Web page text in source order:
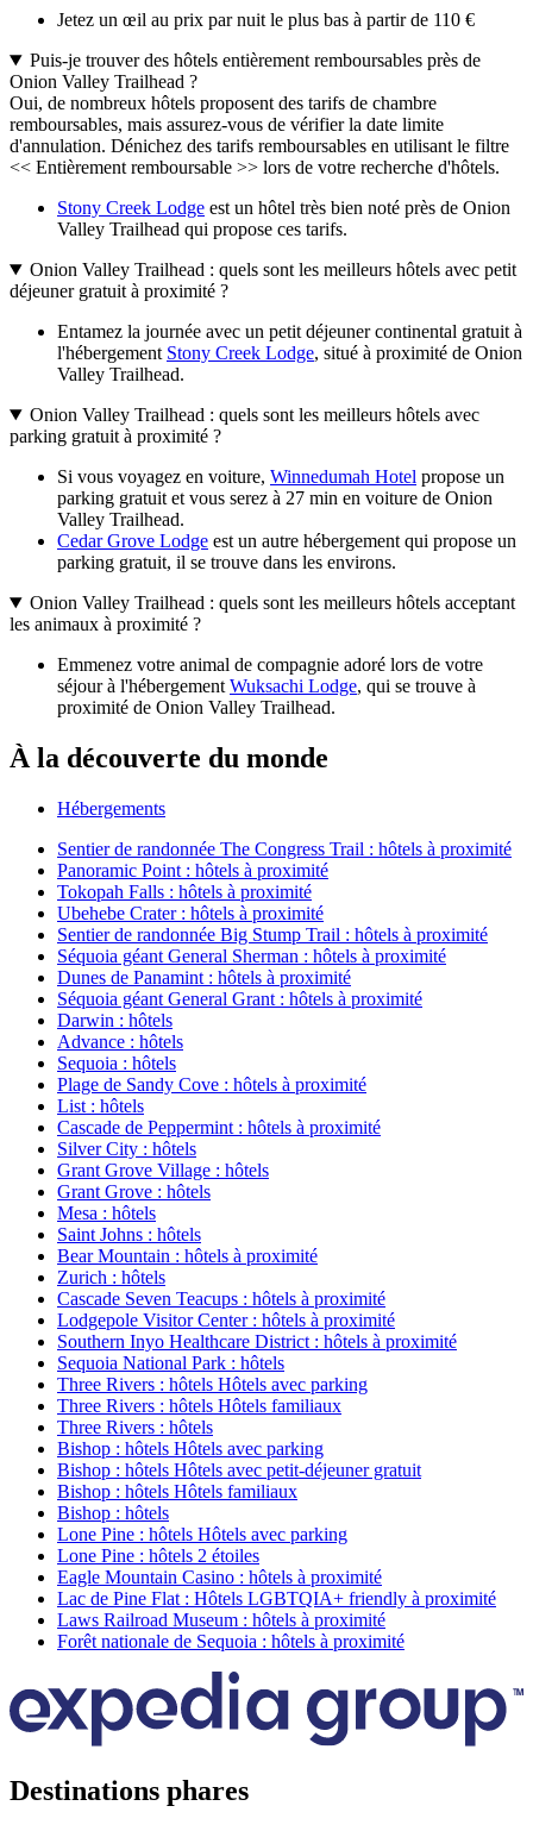
Jetez un œil au prix par nuit le plus bas à partir de 110 €
Puis-je trouver des hôtels entièrement remboursables près de
Onion Valley Trailhead ?
Oui, de nombreux hôtels proposent des tarifs de chambre
remboursables, mais assurez-vous de vérifier la date limite
d'annulation. Dénichez des tarifs remboursables en utilisant le filtre
<< Entièrement remboursable >> lors de votre recherche d'hôtels.
Stony Creek Lodge est un hôtel très bien noté près de Onion
Valley Trailhead qui propose ces tarifs.
Onion Valley Trailhead : quels sont les meilleurs hôtels avec petit
déjeuner gratuit à proximité ?
Entamez la journée avec un petit déjeuner continental gratuit à
l'hébergement Stony Creek Lodge, situé à proximité de Onion
Valley Trailhead.
Onion Valley Trailhead : quels sont les meilleurs hôtels avec
parking gratuit à proximité ?
Si vous voyagez en voiture, Winnedumah Hotel propose un
parking gratuit et vous serez à 27 min en voiture de Onion
Valley Trailhead.
Cedar Grove Lodge est un autre hébergement qui propose un
parking gratuit, il se trouve dans les environs.
Onion Valley Trailhead : quels sont les meilleurs hôtels acceptant
les animaux à proximité ?
Emmenez votre animal de compagnie adoré lors de votre
séjour à l'hébergement Wuksachi Lodge, qui se trouve à
proximité de Onion Valley Trailhead.
À la découverte du monde
Hébergements
Sentier de randonnée The Congress Trail : hôtels à proximité
Panoramic Point : hôtels à proximité
Tokopah Falls : hôtels à proximité
Ubehebe Crater : hôtels à proximité
Sentier de randonnée Big Stump Trail : hôtels à proximité
Séquoia géant General Sherman : hôtels à proximité
Dunes de Panamint : hôtels à proximité
Séquoia géant General Grant : hôtels à proximité
Darwin : hôtels
Advance : hôtels
Sequoia : hôtels
Plage de Sandy Cove : hôtels à proximité
List : hôtels
Cascade de Peppermint : hôtels à proximité
Silver City : hôtels
Grant Grove Village : hôtels
Grant Grove : hôtels
Mesa : hôtels
Saint Johns : hôtels
Bear Mountain : hôtels à proximité
Zurich : hôtels
Cascade Seven Teacups : hôtels à proximité
Lodgepole Visitor Center : hôtels à proximité
Southern Inyo Healthcare District : hôtels à proximité
Sequoia National Park : hôtels
Three Rivers : hôtels Hôtels avec parking
Three Rivers : hôtels Hôtels familiaux
Three Rivers : hôtels
Bishop : hôtels Hôtels avec parking
Bishop : hôtels Hôtels avec petit-déjeuner gratuit
Bishop : hôtels Hôtels familiaux
Bishop : hôtels
Lone Pine : hôtels Hôtels avec parking
Lone Pine : hôtels 2 étoiles
Eagle Mountain Casino : hôtels à proximité
Lac de Pine Flat : Hôtels LGBTQIA+ friendly à proximité
Laws Railroad Museum : hôtels à proximité
Forêt nationale de Sequoia : hôtels à proximité
Destinations phares